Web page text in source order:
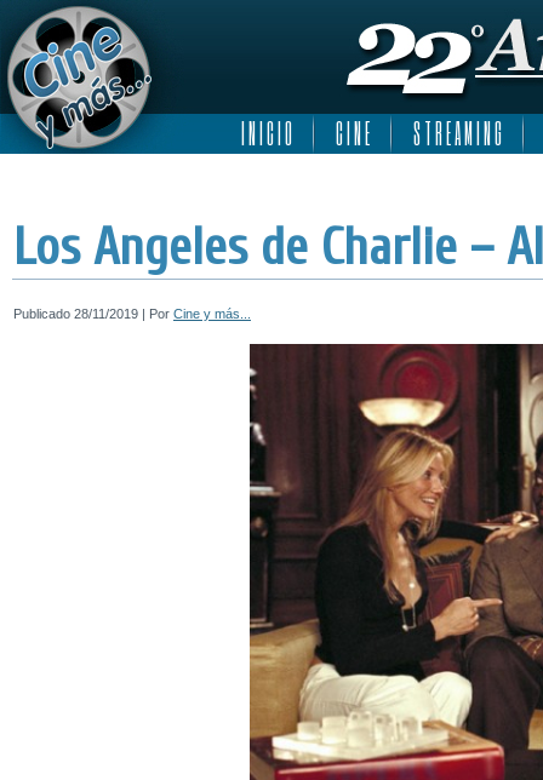
I N I C I O C I N E S T R E A M I N G
Los Angeles de Charlie –
Publicado 28/11/2019 | Por Cine y más...